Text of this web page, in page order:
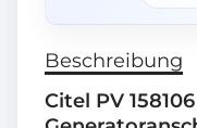
Beschreibung
Citel PV